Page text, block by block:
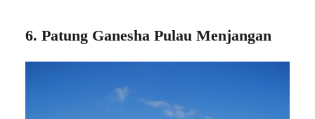
6. Patung Ganesha Pulau Menjangan